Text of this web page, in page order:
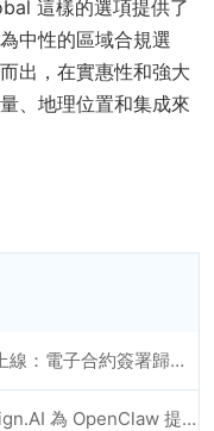
這樣的選項提供了
中性的區域合規選
出，在實惠性和強大
、地理位置和集成來
eSign.AI與Lark多維表格整合正式上線：電子合約簽署歸檔全程自動化
'esign-automation' 技能發布：eSign.AI 為 OpenClaw 提供自動化電子簽名能力